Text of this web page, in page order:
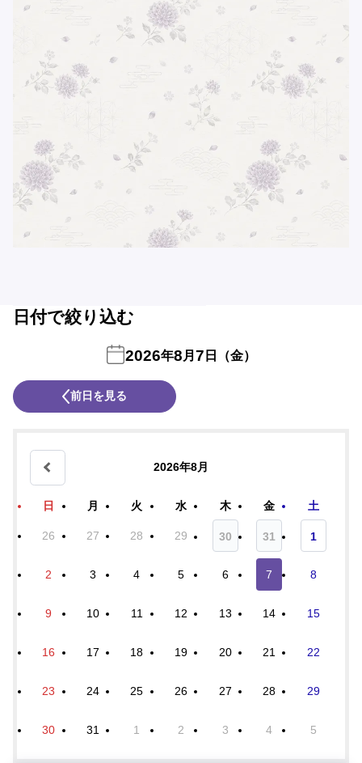
日付で絞り込む
前日を見る
2026年8 月 7 日（金）
2026年8月
日 月 火 水 木 金 土
26 27 28 29 30 31 1
2 3 4 5 6 7 8
9 10 11 12 13 14 15
16 17 18 19 20 21 22
23 24 25 26 27 28 29
30 31 1 2 3 4 5